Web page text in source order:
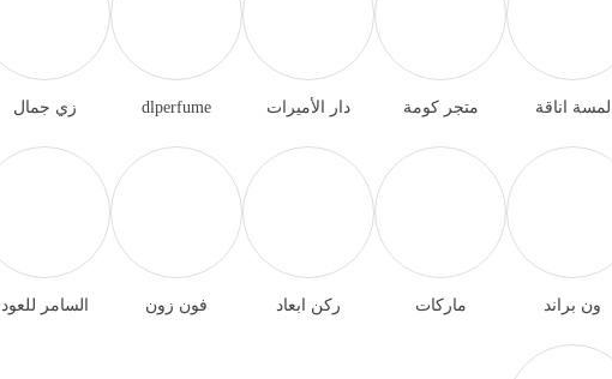
لمسة اناقة متجر كومة دار الأميرات dlperfume زي جمال
ون براند ماركات ركن ابعاد فون زون السامر للعود